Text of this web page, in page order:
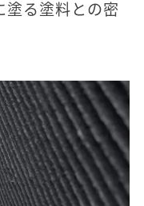
塗る塗料との密